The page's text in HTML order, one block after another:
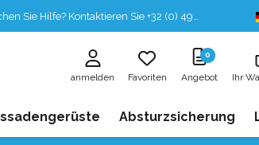
Sie Hilfe? Kontaktieren Sie +32 (0) 496 532 330
anmelden Favoriten
0
Angebot Ihr
Absturzsicherung